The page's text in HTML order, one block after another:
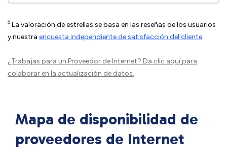
◊ La valoración de estrellas se basa en las reseñas de los usuarios
y nuestra encuesta independiente de satisfacción del cliente.
¿Trabajas para un Proveedor de Internet? Da clic aquípara
colaborar en la actualización de datos.
Mapa de disponibilidad de
proveedores de Internet